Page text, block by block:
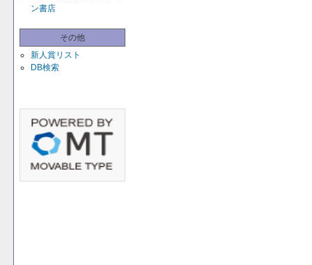
ン書店
その他
新人賞リスト
DB検索